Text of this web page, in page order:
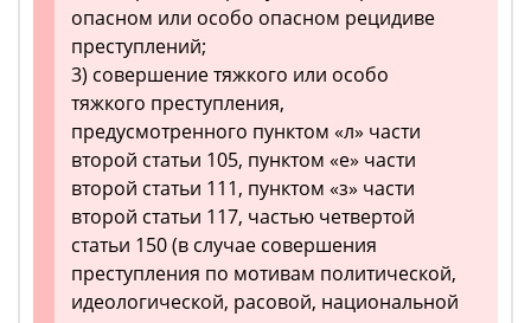
опасном или особо опасном рецидиве
преступлений;
3) совершение тяжкого или особо
тяжкого преступления,
предусмотренного пунктом «л» части
второй статьи 105, пунктом «е» части
второй статьи 111, пунктом «з» части
второй статьи 117, частью четвертой
статьи 150 (в случае совершения
преступления по мотивам политической,
идеологической, расовой, национальной